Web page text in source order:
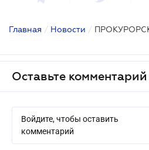
Главная / Новости /
Оставьте комментарий
Войдите, чтобы оставить
комментарий